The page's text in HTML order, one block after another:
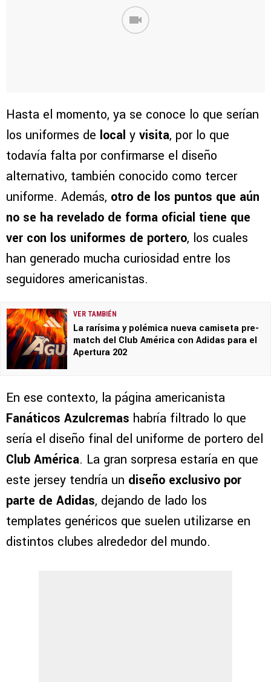
Hasta el momento, ya se conoce lo que serían
los uniformes de local y visita, por lo que
todavía falta por confirmarse el diseño
alternativo, también conocido como tercer
uniforme. Además, otro de los puntos que aún
no se ha revelado de forma oficial tiene que
ver con los uniformes de portero, los cuales
han generado mucha curiosidad entre los
seguidores americanistas.
VER TAMBIÉN
La rarísima y polémica nueva camiseta pre-
match del Club América con Adidas para el
Apertura 202
En ese contexto, la página americanista
Fanáticos Azulcremas habría filtrado lo que
sería el diseño final del uniforme de portero del
Club América. La gran sorpresa estaría en que
este jersey tendría un diseño exclusivo por
parte de Adidas, dejando de lado los
templates genéricos que suelen utilizarse en
distintos clubes alrededor del mundo.